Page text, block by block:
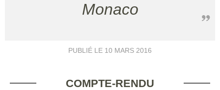
Monaco
PUBLIÉ LE 10 MARS 2016
COMPTE-RENDU